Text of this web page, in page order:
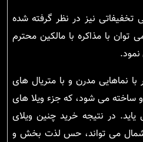
تخفیفاتی نیز در نظر گرفته شده
توان با مذاکره با مالکین محترم
نماهایی مدرن و با متریال های
می شود، که جزء ویلا های
در نتیجه خرید چنین ویلای
می تواند، حس لذت بخش و